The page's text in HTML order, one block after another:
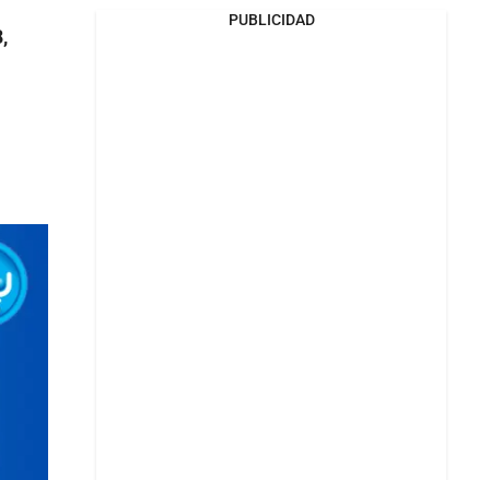
PUBLICIDAD